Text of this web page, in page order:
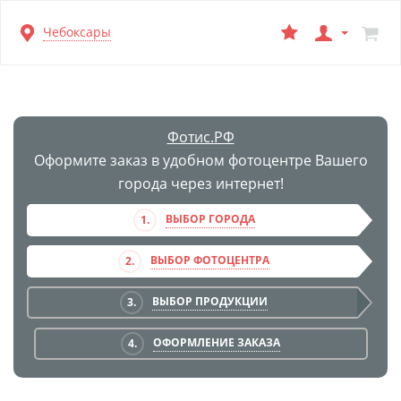
Перейти
к
Чебоксары
Фотис.РФ
Оформите заказ в удобном фотоцентре Вашего
города через интернет!
1. ВЫБОР ГОРОДА
2. ВЫБОР ФОТОЦЕНТРА
3. ВЫБОР ПРОДУКЦИИ
4. ОФОРМЛЕНИЕ ЗАКАЗА